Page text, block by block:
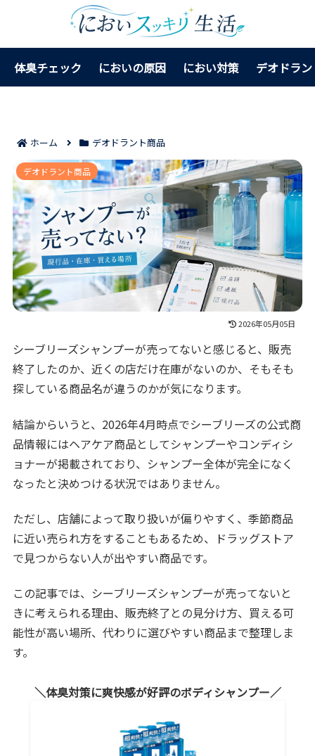
体臭チェック においの原因 におい対策 デオドラ
ホーム デオドラント商品
シーブリーズシャンプーが売ってない理由7つ｜販売終
了との違いと買える場所が見える！
デオドラント商品
2026年05月05日
シーブリーズシャンプーが売ってないと感じると、販売
終了したのか、近くの店だけ在庫がないのか、そもそも
探している商品名が違うのかが気になります。
結論からいうと、2026年4月時点でシーブリーズの公式商
品情報にはヘアケア商品としてシャンプーやコンディシ
ョナーが掲載されており、シャンプー全体が完全になく
なったと決めつける状況ではありません。
ただし、店舗によって取り扱いが偏りやすく、季節商品
に近い売られ方をすることもあるため、ドラッグストア
で見つからない人が出やすい商品です。
この記事では、シーブリーズシャンプーが売ってないと
きに考えられる理由、販売終了との見分け方、買える可
能性が高い場所、代わりに選びやすい商品まで整理しま
す。
体臭対策に爽快感が好評のボディシャンプー